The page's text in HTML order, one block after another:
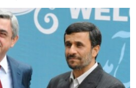
KITABXANASI